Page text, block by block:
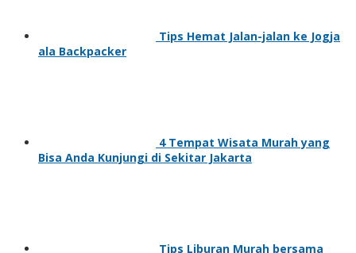
Tips Hemat Jalan-jalan ke Jogja
ala Backpacker
4 Tempat Wisata Murah yang
Bisa Anda Kunjungi di Sekitar Jakarta
Tips Liburan Murah bersama